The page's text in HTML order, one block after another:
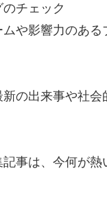
チェック
や影響力のあ
の出来事や社
事は、今何が熱